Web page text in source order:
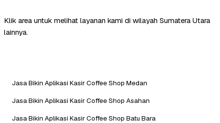
Klik area untuk melihat layanan kami di wilayah Sumatera Utara
lainnya.
Jasa Bikin Aplikasi Kasir Coffee Shop Medan
Jasa Bikin Aplikasi Kasir Coffee Shop Asahan
Jasa Bikin Aplikasi Kasir Coffee Shop Batu Bara